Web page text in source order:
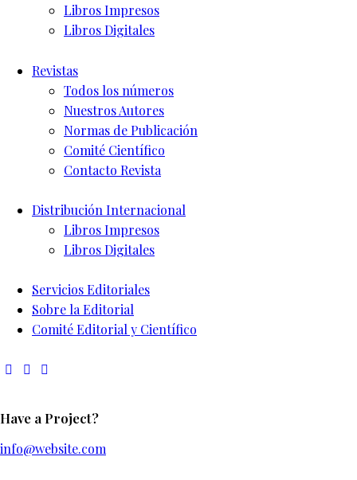
Libros Impresos
Libros Digitales
Revistas
Todos los números
Nuestros Autores
Normas de Publicación
Comité Científico
Contacto Revista
Distribución Internacional
Libros Impresos
Libros Digitales
Servicios Editoriales
Sobre la Editorial
Comité Editorial y Científico
Have a Project?
info@website.com